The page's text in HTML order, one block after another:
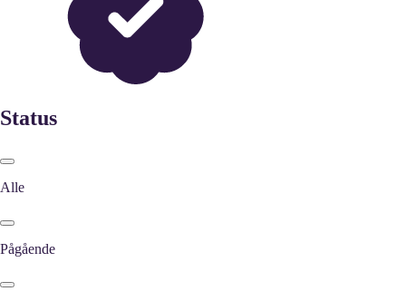
Status
Alle
Pågående